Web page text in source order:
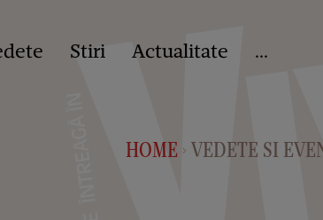
Stiri Actualitate ...
HOME > VEDETE SI